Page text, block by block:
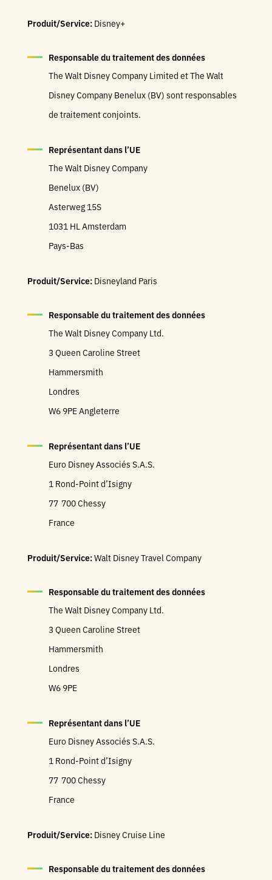
Produit/Service: Disney+
Responsable du traitement des données
The Walt Disney Company Limited et The Walt
Disney Company Benelux (BV) sont responsables
de traitement conjoints.
Représentant dans l’UE
The Walt Disney Company
Benelux (BV)
Asterweg 15S
1031 HL Amsterdam
Pays-Bas
Produit/Service: Disneyland Paris
Responsable du traitement des données
The Walt Disney Company Ltd.
3 Queen Caroline Street
Hammersmith
Londres
W6 9PE Angleterre
Représentant dans l’UE
Euro Disney Associés S.A.S.
1 Rond-Point d’Isigny
77 700 Chessy
France
Produit/Service:Walt Disney Travel Company
Responsable du traitement des données
The Walt Disney Company Ltd.
3 Queen Caroline Street
Hammersmith
Londres
W6 9PE
Représentant dans l’UE
Euro Disney Associés S.A.S.
1 Rond-Point d’Isigny
77 700 Chessy
France
Produit/Service: Disney Cruise Line
Responsable du traitement des données